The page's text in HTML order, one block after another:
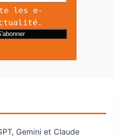
les e-
Gemini et Claude